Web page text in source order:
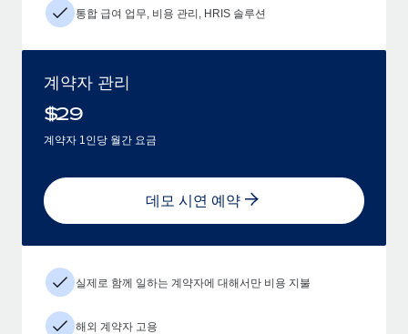
통합 급여 업무, 비용 관리, HRIS 솔루션
계약자 관리
$29
계약자 1인당 월간 요금
데모 시연 예약
실제로 함께 일하는 계약자에 대해서만 비용 지불
해외 계약자 고용